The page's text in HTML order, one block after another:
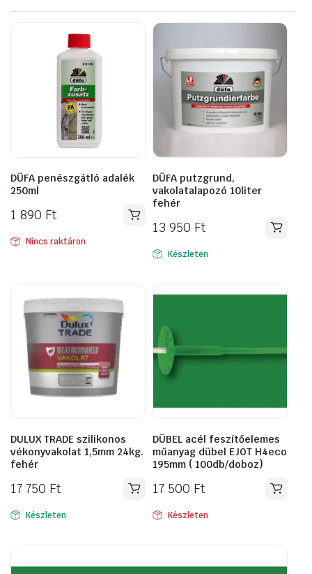
DÜFA penészgátló adalék
250ml
1 890 Ft
Nincs raktáron
DÜFA putzgrund,
vakolatalapozó 10liter
fehér
13 950 Ft
Készleten
DULUX TRADE szilikonos
vékonyvakolat 1,5mm 24kg.
fehér
17 750 Ft
Készleten
DÜBEL acél feszítőelemes
műanyag dübel EJOT H4eco
195mm ( 100db/doboz)
17 500 Ft
Készleten